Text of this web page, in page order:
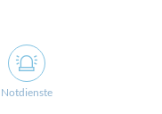
Notdienste